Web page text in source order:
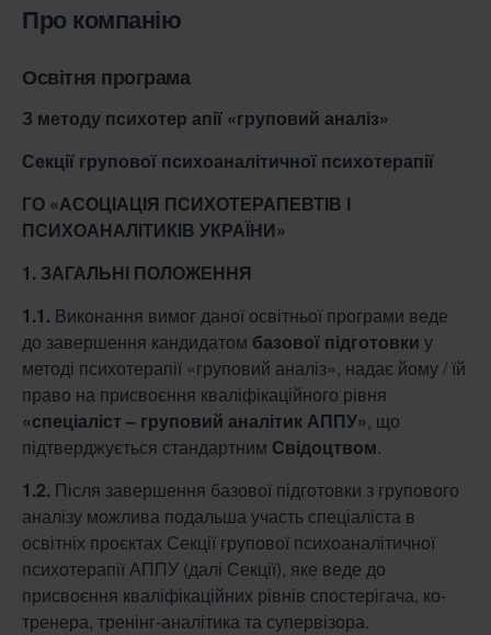
Про компанію
Освітня програма
З методу психотер апії «груповий аналіз»
Секції групової психоаналітичної психотерапії
ГО «АСОЦІАЦІЯ ПСИХОТЕРАПЕВТІВ І
ПСИХОАНАЛІТИКІВ УКРАЇНИ»
1. ЗАГАЛЬНІ ПОЛОЖЕННЯ
1.1. Виконання вимог даної освітньої програми веде
до завершення кандидатом базової підготовки у
методі психотерапії «груповий аналіз», надає йому / їй
право на присвоєння кваліфікаційного рівня
«спеціаліст – груповий аналітик АППУ», що
підтверджується стандартним Свідоцтвом.
1.2. Після завершення базової підготовки з групового
аналізу можлива подальша участь спеціаліста в
освітніх проєктах Секції групової психоаналітичної
психотерапії АППУ (далі Секції), яке веде до
присвоєння кваліфікаційних рівнів спостерігача, ко-
тренера, тренінг-аналітика та супервізора.